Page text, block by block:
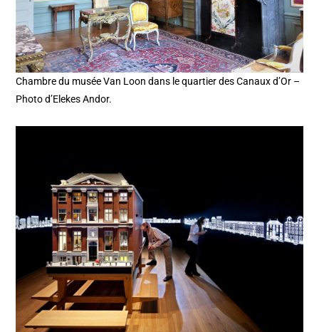
Chambre du musée Van Loon dans le quartier des Canaux d’Or –
Photo d’Elekes Andor.